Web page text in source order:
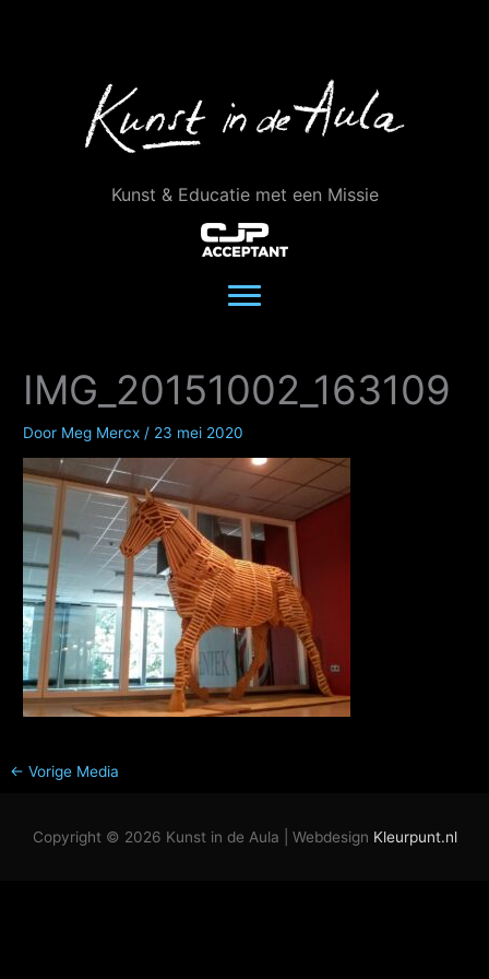
Kunst & Educatie met een Missie
IMG_20151002_163109
Door Meg Mercx / 23 mei 2020
← Vorige Media
Copyright © 2026 Kunst in de Aula | Webdesign Kleurpunt.nl